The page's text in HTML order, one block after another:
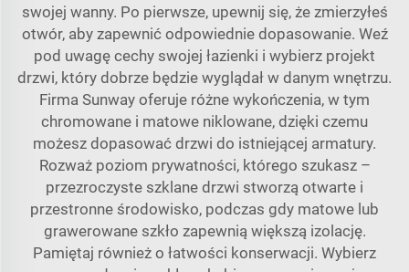
swojej wanny. Po pierwsze, upewnij się, że zmierzyłeś
otwór, aby zapewnić odpowiednie dopasowanie. Weź
pod uwagę cechy swojej łazienki i wybierz projekt
drzwi, który dobrze będzie wyglądał w danym wnętrzu.
Firma Sunway oferuje różne wykończenia, w tym
chromowane i matowe niklowane, dzięki czemu
możesz dopasować drzwi do istniejącej armatury.
Rozważ poziom prywatności, którego szukasz –
przezroczyste szklane drzwi stworzą otwarte i
przestronne środowisko, podczas gdy matowe lub
grawerowane szkło zapewnią większą izolację.
Pamiętaj również o łatwości konserwacji. Wybierz